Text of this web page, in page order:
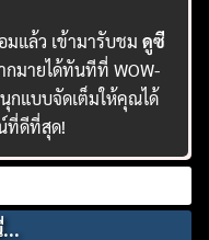
แล้ว เข้ามารับชมดูซี
มายได้ทันทีที่ WOW-
นุกแบบจัดเต็มให้คุณได้
ที่ดีที่สุด!